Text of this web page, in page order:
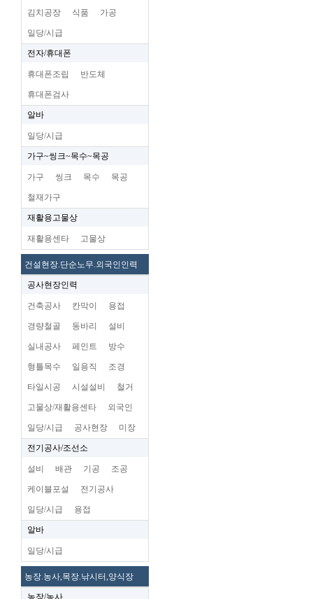
김치공장 식품 가공
일당/시급
전자/휴대폰
휴대폰조립 반도체
휴대폰검사
알바
일당/시급
가구~씽크~목수~목공
가구 씽크 목수 목공
철재가구
재활용고물상
재활용센타 고물상
건설현장.단순노무.외국인인력
공사현장인력
건축공사 칸막이 용접
경량철골 동바리 설비
실내공사 페인트 방수
형틀목수 일용직 조경
타일시공 시설설비 철거
고물상/재활용센타 외국인
일당/시급 공사현장 미장
전기공사/조선소
설비 배관 기공 조공
케이블포설 전기공사
일당/시급 용접
알바
일당/시급
농장.농사,목장.낚시터,양식장
농장/농사